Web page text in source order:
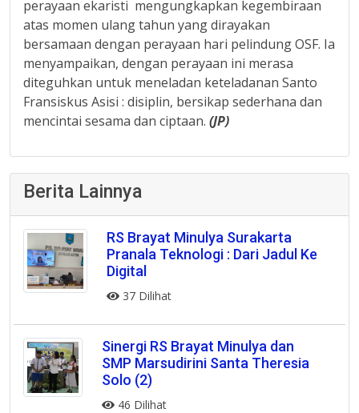
perayaan ekaristi mengungkapkan kegembiraan
atas momen ulang tahun yang dirayakan
bersamaan dengan perayaan hari pelindung OSF. Ia
menyampaikan, dengan perayaan ini merasa
diteguhkan untuk meneladan keteladanan Santo
Fransiskus Asisi : disiplin, bersikap sederhana dan
mencintai sesama dan ciptaan. (JP)
Berita Lainnya
RS Brayat Minulya Surakarta
Pranala Teknologi : Dari Jadul Ke
Digital
37 Dilihat
Sinergi RS Brayat Minulya dan
SMP Marsudirini Santa Theresia
Solo (2)
46 Dilihat